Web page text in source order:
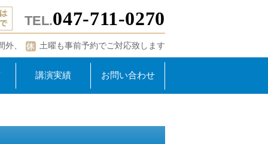
TEL.047-711-0270
外、 土曜も事前予約でご対応致します
講演実績 お問い合わせ